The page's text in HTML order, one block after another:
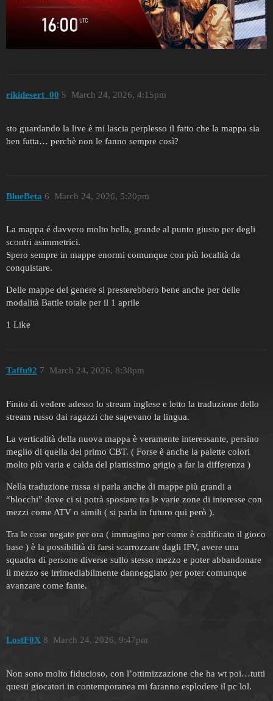
rikidesert_00 March 24, 2026, 4:15pm
5
sto guardando la live è mi lascia perplesso il fatto che la mappa sia
ben fatta… perchè non le fanno sempre così?
BlueBeta March 24, 2026, 5:20pm
6
La mappa é davvero molto bella, grande al punto giusto per degli
scontri asimmetrici.
Spero sempre in mappe enormi comunque con più località da
conquistare.
Delle mappe del genere si presterebbero bene anche per delle
modalità Battle totale per il 1 aprile
1 Like
Taffu92 March 24, 2026, 8:38pm
7
Finito di vedere adesso lo stream inglese e letto la traduzione dello
stream russo dai ragazzi che sapevano la lingua.
La verticalità della nuova mappa è veramente interessante, persino
meglio di quella del primo CBT. ( Forse è anche la palette colori
molto più varia e calda del piattissimo grigio a far la differenza )
Nella traduzione russa si parla anche di mappe più grandi a
“blocchi” dove ci si potrà spostare tra le varie zone di interesse con
mezzi come ATV o simili ( si parla in futuro qui però ).
Tra le cose negate per ora ( immagino per come è codificato il gioco
base ) è la possibilità di farsi scarrozzare dagli IFV, avere una
squadra di persone diverse sullo stesso mezzo e poter abbandonare
il mezzo se irrimediabilmente danneggiato per poter comunque
avanzare come fante.
LostF0X March 24, 2026, 9:47pm
8
Non sono molto fiducioso, con l’ottimizzazione che ha wt poi…tutti
questi giocatori in contemporanea mi faranno esplodere il pc lol.